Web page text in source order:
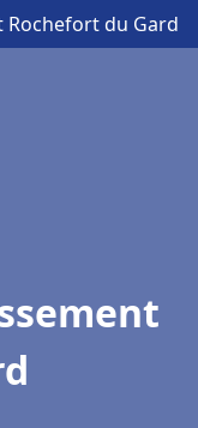
Rochefort du Gard